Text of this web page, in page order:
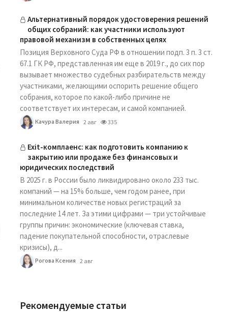
Альтернативный порядок удостоверения решений
общих собраний: как участники используют
правовой механизм в собственных целях
Позиция Верховного Суда РФ в отношении подп. 3 п. 3 ст.
67.1 ГК РФ, представленная им еще в 2019 г., до сих пор
вызывает множество судебных разбирательств между
участниками, желающими оспорить решение общего
собрания, которое по какой-либо причине не
соответствует их интересам, и самой компанией.
Качура Валерия 2 авг 335
Exit-комплаенс: как подготовить компанию к
закрытию или продаже без финансовых и
юридических последствий
В 2025 г. в России было ликвидировано около 233 тыс.
компаний — на 15% больше, чем годом ранее, при
минимальном количестве новых регистраций за
последние 14 лет. За этими цифрами — три устойчивые
группы причин: экономические (ключевая ставка,
падение покупательной способности, отраслевые
кризисы), д...
Рогова Ксения 2 авг
Рекомендуемые статьи